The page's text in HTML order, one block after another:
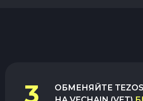
3 ОБМЕНЯЙТЕ